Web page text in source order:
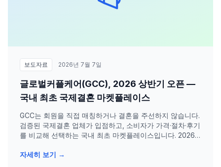
보도자료 2026년 7월 7일
글로벌커플케어(GCC), 2026 상반기 오픈 —
국내 최초 국제결혼 마켓플레이스
GCC는 회원을 직접 매칭하거나 결혼을 주선하지 않습니다.
검증된 국제결혼 업체가 입점하고, 소비자가 가격·절차·후기
를 비교해 선택하는 국내 최초 마켓플레이스입니다. 2026
자세히 보기 →